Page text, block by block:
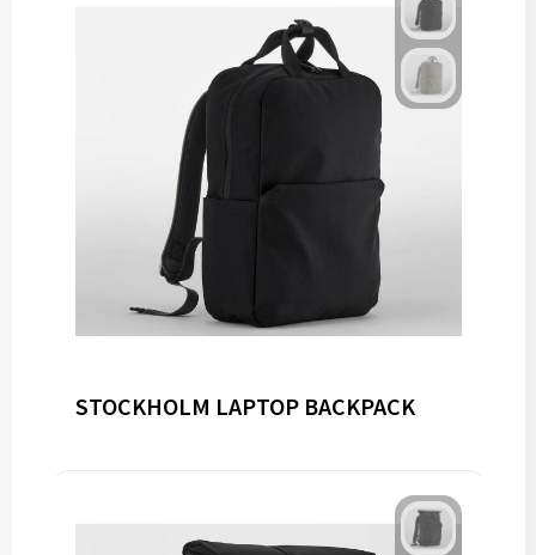
STOCKHOLM LAPTOP BACKPACK